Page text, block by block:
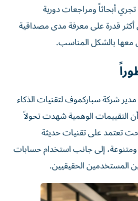
أبحاثاً ومراجعات دورية
أكثر قدرة على معرفة مدى مصداقية
معها بالشكل المناسب.
شركة سباركموف لتقنيات الذكاء
التقييمات الوهمية شهدت تحولاً
تعتمد على تقنيات حديثة
إلى جانب استخدام حسابات
المستخدمين الحقيقيين.